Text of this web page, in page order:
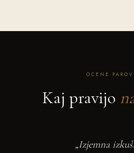
OCENE PAROV
Kaj pravijo
„Izjemna